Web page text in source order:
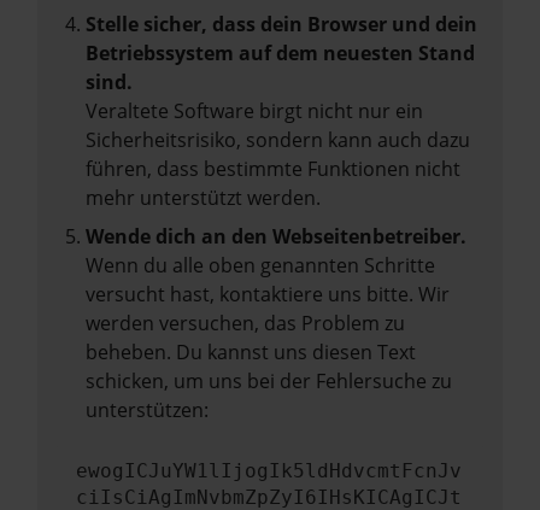
Stelle sicher, dass dein Browser und dein
Betriebssystem auf dem neuesten Stand
sind.
Veraltete Software birgt nicht nur ein
Sicherheitsrisiko, sondern kann auch dazu
führen, dass bestimmte Funktionen nicht
mehr unterstützt werden.
Wende dich an den Webseitenbetreiber.
Wenn du alle oben genannten Schritte
versucht hast, kontaktiere uns bitte. Wir
werden versuchen, das Problem zu
beheben. Du kannst uns diesen Text
schicken, um uns bei der Fehlersuche zu
unterstützen:
ewogICJuYW1lIjogIk5ldHdvcmtFcnJv
ciIsCiAgImNvbmZpZyI6IHsKICAgICJt